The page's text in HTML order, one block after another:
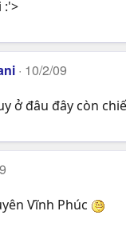
:'>
10/2/09
ở đâu đây còn
Vĩnh Phúc